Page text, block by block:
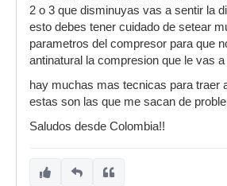
2 o 3 que disminuyas vas a sentir la
esto debes tener cuidado de setear
parametros del compresor para que
antinatural la compresion que le vas a
hay muchas mas tecnicas para traer
estas son las que me sacan de
Saludos desde Colombia!!